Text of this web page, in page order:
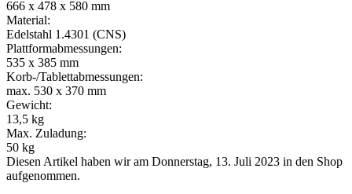
666 x 478 x 580 mm
Material:
Edelstahl 1.4301 (CNS)
Plattformabmessungen:
535 x 385 mm
Korb-/Tablettabmessungen:
max. 530 x 370 mm
Gewicht:
13,5 kg
Max. Zuladung:
50 kg
Diesen Artikel haben wir am Donnerstag, 13. Juli 2023 in den Shop
aufgenommen.